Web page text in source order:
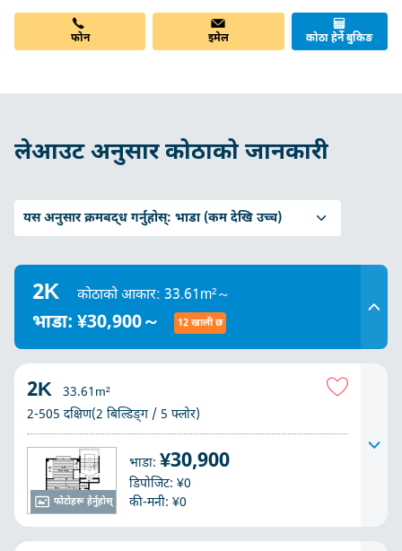
फोन इमेल कोठा हेर्ने बुकिङ
लेआउट अनुसार कोठाको जानकारी
यस अनुसार क्रमबद्ध गर्नुहोस्: भाडा (कम देखि उच्च)
2K कोठाको आकार: 33.61m²～
भाडा: ¥30,900～ 12 खाली छ
फोटोहरू हेर्नुहोस्
2K
33.61m²
2-505 दक्षिण(2 बिल्डिङ्ग / 5 फ्लोर)
भाडा: ¥30,900
डिपोजिट: ¥0
की-मनी: ¥0